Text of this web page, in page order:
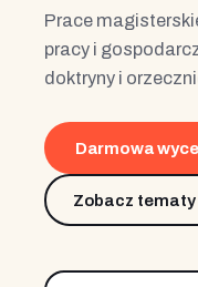
Prace
pracy i
doktryny i
Darmowa
Zobacz